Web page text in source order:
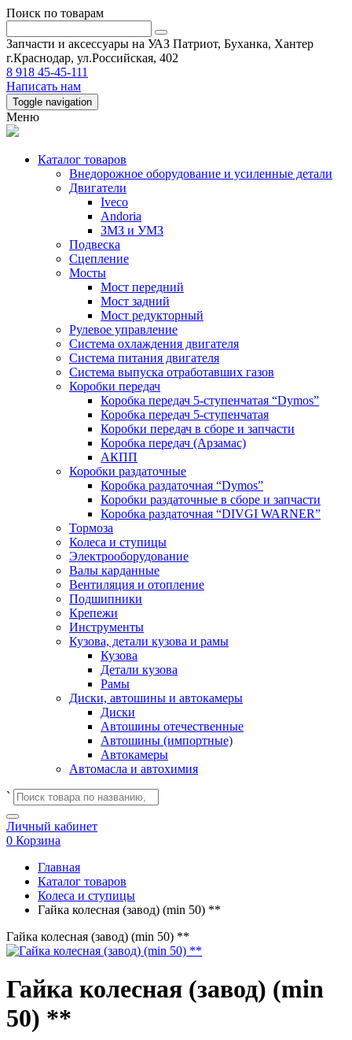
Поиск по товарам
Запчасти и аксессуары на УАЗ Патриот, Буханка, Хантер
г.Краснодар, ул.Российская, 402
8 918 45-45-111
Написать нам
Toggle navigation
Меню
Каталог товаров
Внедорожное оборудование и усиленные детали
Двигатели
Iveco
Andoria
ЗМЗ и УМЗ
Подвеска
Сцепление
Мосты
Мост передний
Мост задний
Мост редукторный
Рулевое управление
Система охлаждения двигателя
Система питания двигателя
Система выпуска отработавших газов
Коробки передач
Коробка передач 5-ступенчатая “Dymos”
Коробка передач 5-ступенчатая
Коробки передач в сборе и запчасти
Коробка передач (Арзамас)
АКПП
Коробки раздаточные
Коробка раздаточная “Dymos”
Коробки раздаточные в сборе и запчасти
Коробка раздаточная “DIVGI WARNER”
Тормоза
Колеса и ступицы
Электрооборудование
Валы карданные
Вентиляция и отопление
Подшипники
Крепежи
Инструменты
Кузова, детали кузова и рамы
Кузова
Детали кузова
Рамы
Диски, автошины и автокамеры
Диски
Автошины отечественные
Автошины (импортные)
Автокамеры
Автомасла и автохимия
`
Личный кабинет
0 Корзина
Главная
Каталог товаров
Колеса и ступицы
Гайка колесная (завод) (min 50) **
Гайка колесная (завод) (min 50) **
Гайка колесная (завод) (min
50) **